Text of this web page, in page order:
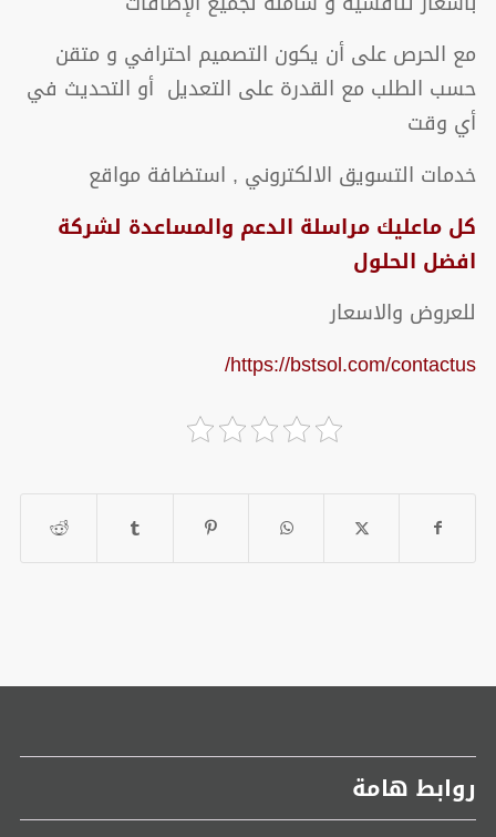
مع الحرص على أن يكون التصميم احترافي و متقن
حسب الطلب مع القدرة على التعديل أو التحديث في
أي وقت
خدمات التسويق الالكتروني , استضافة مواقع
كل ماعليك مراسلة الدعم والمساعدة لشركة
افضل الحلول
للعروض والاسعار
https://bstsol.com/contactus/
روابط هامة